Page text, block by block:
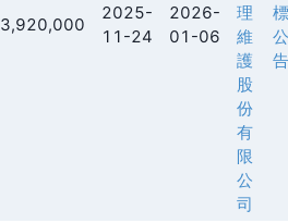
3,920,000
2025-
11-24
2026-
01-06
理
維
護
股
份
有
限
公
司
標
公
告